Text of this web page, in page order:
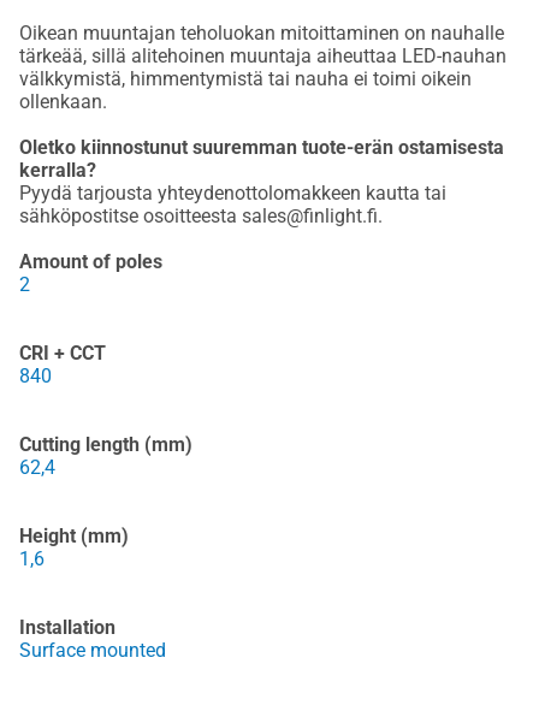
Oikean muuntajan teholuokan mitoittaminen on nauhalle
tärkeää, sillä alitehoinen muuntaja aiheuttaa LED-nauhan
välkkymistä, himmentymistä tai nauha ei toimi oikein
ollenkaan.
Oletko kiinnostunut suuremman tuote-erän ostamisesta
kerralla?
Pyydä tarjousta yhteydenottolomakkeen kautta tai
sähköpostitse osoitteesta sales@finlight.fi.
Amount of poles
2
CRI + CCT
840
Cutting length (mm)
62,4
Height (mm)
1,6
Installation
Surface mounted